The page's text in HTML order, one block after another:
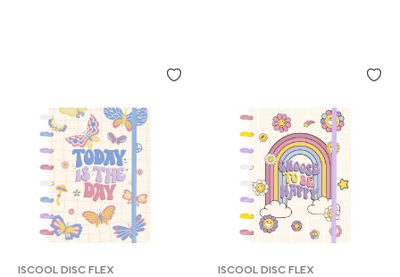
ISCOOL DISC FLEX ISCOOL DISC FLEX